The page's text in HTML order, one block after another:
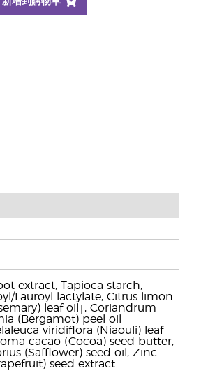
extract, Tapioca starch,
Lauroyl lactylate, Citrus limon
leaf oil†, Coriandrum
(Bergamot) peel oil
viridiflora (Niaouli) leaf
cacao (Cocoa) seed butter,
(Safflower) seed oil, Zinc
seed extract